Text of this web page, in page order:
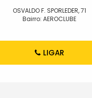
OSVALDO F. SPORLEDER, 71
Bairro: AEROCLUBE
LIGAR